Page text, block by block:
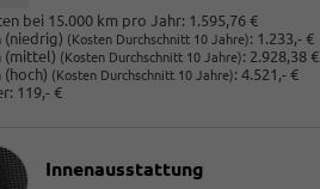
bei 15.000 km pro Jahr: 1.595,76 €
(niedrig) (Kosten Durchschnitt 10 Jahre): 1.233,- €
(mittel) (Kosten Durchschnitt 10 Jahre): 2.928,38 €
(hoch) (Kosten Durchschnitt 10 Jahre): 4.521,- €
119,- €
Innenausstattung